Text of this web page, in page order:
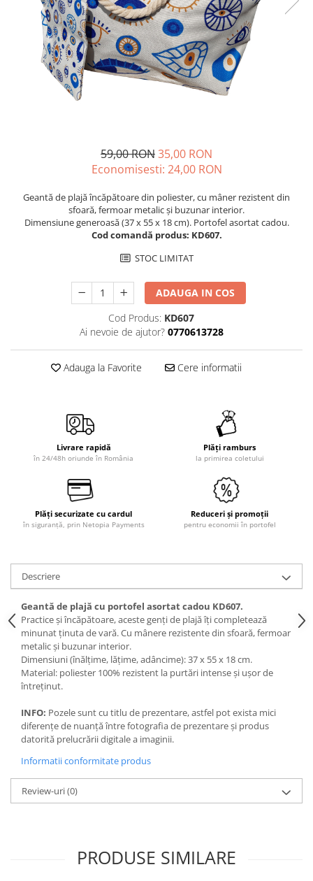
Cuverturi bumbac
Cuverturi catifea
Huse de protecție
Huse de protectie pat finet
Huse de protecție scaun
Cântare electronice
59,00 RON35,00 RON
Economisesti: 24,00 RON
Geantă de plajă încăpătoare din poliester, cu mâner rezistent din
sfoară, fermoar metalic și buzunar interior.
Dimensiune generoasă (37 x 55 x 18 cm). Portofel asortat cadou.
Cod comandă produs: KD607.
STOC LIMITAT
ADAUGA IN COS
Cod Produs: KD607
Ai nevoie de ajutor? 0770613728
Adauga la Favorite Cere informatii
Livrare rapidă
în 24/48h oriunde în România
Plăți ramburs
la primirea coletului
Plăți securizate cu cardul
în siguranță, prin Netopia Payments
Reduceri și promoții
pentru economii în portofel
Descriere
Geantă de plajă cu portofel asortat cadou KD607.
Practice și încăpătoare, aceste genți de plajă îți completează
minunat ținuta de vară. Cu mânere rezistente din sfoară, fermoar
metalic și buzunar interior.
Dimensiuni (înălțime, lățime, adâncime): 37 x 55 x 18 cm.
Material: poliester 100% rezistent la purtări intense și ușor de
întreținut.
INFO: Pozele sunt cu titlu de prezentare, astfel pot exista mici
diferențe de nuanță între fotografia de prezentare și produs
datorită prelucrării digitale a imaginii.
Informatii conformitate produs
Review-uri(0)
PRODUSE SIMILARE